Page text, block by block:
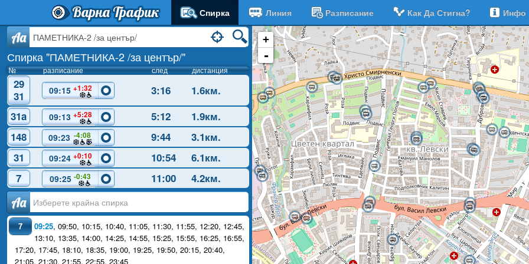
Варна Трафик Спирка Линия Разписание Как Да Стигна? Инфо
Aa
Спирка "ПАМЕТНИКА-2 /за център/"
№ разписание след дистанция
29
31
09:15 +1:32 3:16
1.6км.
31a
09:13 +5:28 5:12
1.9км.
148
09:23 -4:08 9:44
3.1км.
31
09:24 +0:10 10:54
6.1км.
7
09:25-0:43 11:00 4.2км.
Аа
7 09:25, 09:50, 10:15, 10:40, 11:05, 11:30, 11:55, 12:20, 12:45,
13:10, 13:35, 14:00, 14:25, 14:55, 15:25, 15:55, 16:25, 16:55,
17:20, 17:45, 18:10, 18:35, 19:00, 19:25, 19:50, 20:15, 20:40,
21:05, 21:30, 21:55, 22:55, 23:45
№7-09:25
+
-